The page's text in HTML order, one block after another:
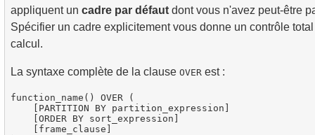
appliquent un cadre par défaut dont vous n'avez peut-être
Spécifier un cadre explicitement vous donne un contrôle
calcul.
La syntaxe complète de la clause OVER est :
function_name() OVER (
    [PARTITION BY partition_expression]
    [ORDER BY sort_expression]
    [frame_clause]